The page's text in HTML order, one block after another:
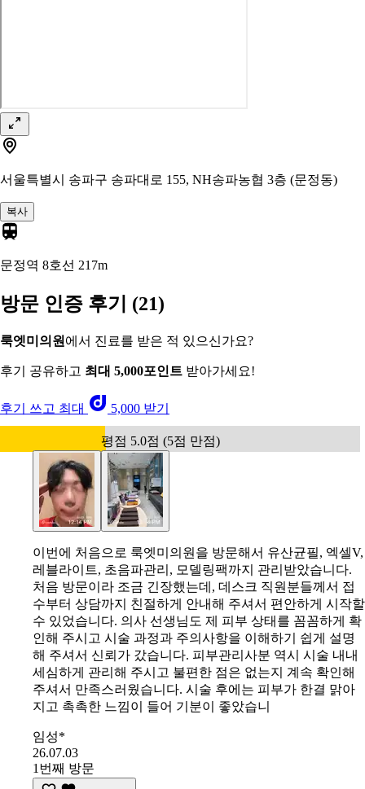
서울특별시 송파구 송파대로 155, NH송파농협 3층 (문정동)
복사
문정역 8호선 217m
방문 인증 후기 (21)
룩엣미의원 에서 진료를 받은 적 있으신가요?
후기 공유하고 최대 5,000포인트 받아가세요!
후기 쓰고 최대 5,000 받기
평점 5.0점 (5점 만점)
이번에 처음으로 룩엣미의원을 방문해서 유산균필, 엑셀V,
레블라이트, 초음파관리, 모델링팩까지 관리받았습니다.
처음 방문이라 조금 긴장했는데, 데스크 직원분들께서 접
수부터 상담까지 친절하게 안내해 주셔서 편안하게 시작할
수 있었습니다. 의사 선생님도 제 피부 상태를 꼼꼼하게 확
인해 주시고 시술 과정과 주의사항을 이해하기 쉽게 설명
해 주셔서 신뢰가 갔습니다. 피부관리사분 역시 시술 내내
세심하게 관리해 주시고 불편한 점은 없는지 계속 확인해
주셔서 만족스러웠습니다. 시술 후에는 피부가 한결 맑아
지고 촉촉한 느낌이 들어 기분이 좋았습니
임성*
26.07.03
1번째 방문